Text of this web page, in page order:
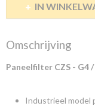
IN
Omschrijving
Paneelfilter CZS - G4
Industrieel model